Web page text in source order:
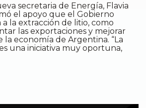
secretaria de Energía, Flavia
el apoyo que el Gobierno
la extracción de litio, como
las exportaciones y mejorar
la economía de Argentina. “La
una iniciativa muy oportuna,